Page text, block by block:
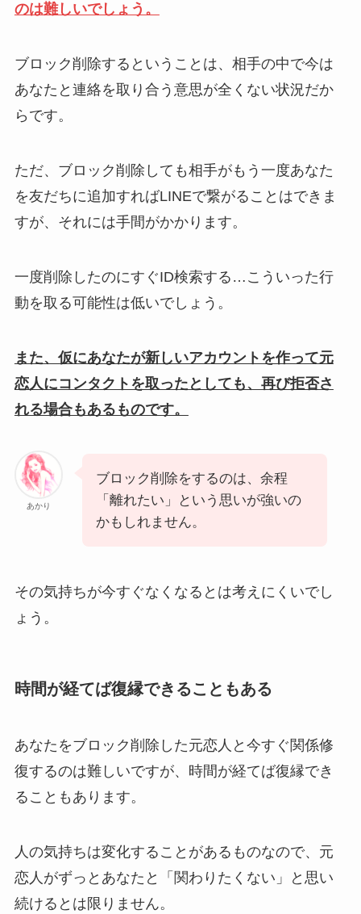
のは難しいでしょう。
ブロック削除するということは、相手の中で今は
あなたと連絡を取り合う意思が全くない状況だか
らです。
ただ、ブロック削除しても相手がもう一度あなた
を友だちに追加すればLINEで繋がることはできま
すが、それには手間がかかります。
一度削除したのにすぐID検索する…こういった行
動を取る可能性は低いでしょう。
また、仮にあなたが新しいアカウントを作って元
恋人にコンタクトを取ったとしても、再び拒否さ
れる場合もあるものです。
あかり
ブロック削除をするのは、余程
「離れたい」という思いが強いの
かもしれません。
その気持ちが今すぐなくなるとは考えにくいでし
ょう。
時間が経てば復縁できることもある
あなたをブロック削除した元恋人と今すぐ関係修
復するのは難しいですが、時間が経てば復縁でき
ることもあります。
人の気持ちは変化することがあるものなので、元
恋人がずっとあなたと「関わりたくない」と思い
続けるとは限りません。